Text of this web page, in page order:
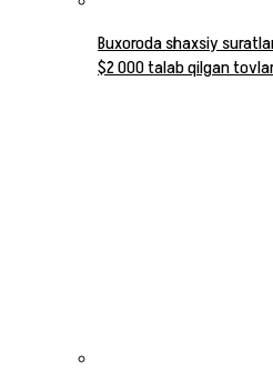
Buxoroda shaxsiy
$2 000 talab qilgan